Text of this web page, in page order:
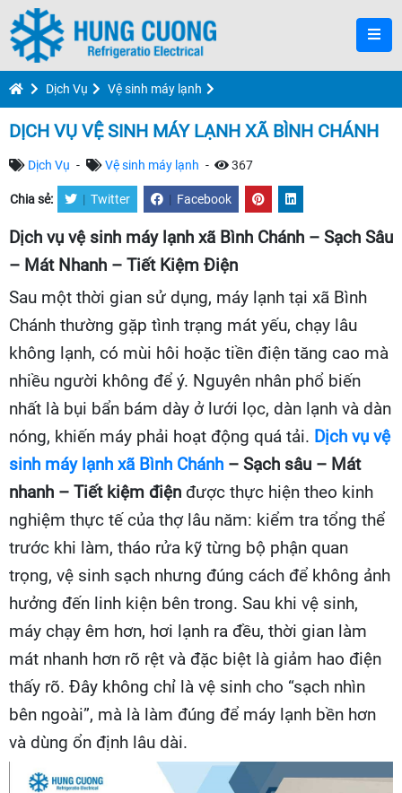
Dịch Vụ Vệ sinh máy lạnh
DỊCH VỤ VỆ SINH MÁY LẠNH XÃ BÌNH CHÁNH
Dịch Vụ - Vệ sinh máy lạnh - 367
Chia sẻ: | Twitter | Facebook
Dịch vụ vệ sinh máy lạnh xã Bình Chánh – Sạch Sâu
– Mát Nhanh – Tiết Kiệm Điện
Sau một thời gian sử dụng, máy lạnh tại xã Bình
Chánh thường gặp tình trạng mát yếu, chạy lâu
không lạnh, có mùi hôi hoặc tiền điện tăng cao mà
nhiều người không để ý. Nguyên nhân phổ biến
nhất là bụi bẩn bám dày ở lưới lọc, dàn lạnh và dàn
nóng, khiến máy phải hoạt động quá tải. Dịch vụ vệ
sinh máy lạnh xã Bình Chánh – Sạch sâu – Mát
nhanh – Tiết kiệm điện được thực hiện theo kinh
nghiệm thực tế của thợ lâu năm: kiểm tra tổng thể
trước khi làm, tháo rửa kỹ từng bộ phận quan
trọng, vệ sinh sạch nhưng đúng cách để không ảnh
hưởng đến linh kiện bên trong. Sau khi vệ sinh,
máy chạy êm hơn, hơi lạnh ra đều, thời gian làm
mát nhanh hơn rõ rệt và đặc biệt là giảm hao điện
thấy rõ. Đây không chỉ là vệ sinh cho “sạch nhìn
bên ngoài”, mà là làm đúng để máy lạnh bền hơn
và dùng ổn định lâu dài.